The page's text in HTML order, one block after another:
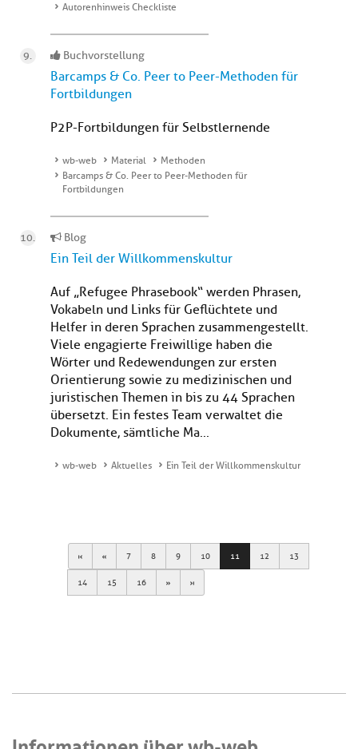
Autorenhinweis Checkliste
Buchvorstellung
Barcamps & Co. Peer to Peer-Methoden für
Fortbildungen
P2P-Fortbildungen für Selbstlernende
wb-web Material
Methoden
Barcamps & Co. Peer to Peer-Methoden für
Fortbildungen
Blog
Ein Teil der Willkommenskultur
Auf „Refugee Phrasebook“ werden Phrasen,
Vokabeln und Links für Geflüchtete und
Helfer in deren Sprachen zusammengestellt.
Viele engagierte Freiwillige haben die
Wörter und Redewendungen zur ersten
Orientierung sowie zu medizinischen und
juristischen Themen in bis zu 44 Sprachen
übersetzt. Ein festes Team verwaltet die
Dokumente, sämtliche Ma...
wb-web Aktuelles Ein Teil der Willkommenskultur
First Previous
7 8 9 10 11 12 13
14 15 16 Next Last